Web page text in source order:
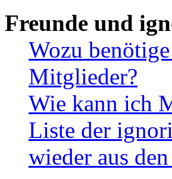
Freunde und
Wozu
Mitglieder?
Wie kann ich
Liste der
wieder aus